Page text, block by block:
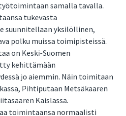
samalla tavalla.
tukevasta
suunnitellaan yksilöllinen,
polku muissa toimipisteissä.
on Keski-Suomen
kehittämään
jo aiemmin. Näin toimitaan
Pihtiputaan Metsäkaaren
Kaislassa.
toimintaansa normaalisti